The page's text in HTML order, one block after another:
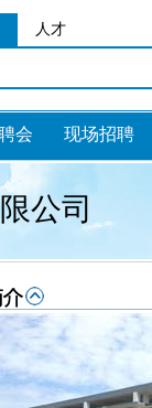
人才
会 现场招聘
公司